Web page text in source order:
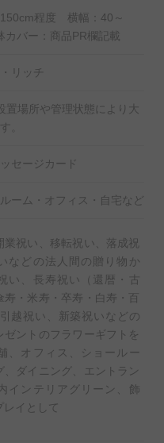
として人気の観葉植物
ゼント！
チェッカー「sustee」
様にお手間はお掛けい
レゼント！
肥料をお付けいたしま
程度 横幅：40～
バー：商品PR欄記載
リッチ
場所や管理状態により大
。
セージカード
ーム・オフィス・自宅など
業祝い、移転祝い、落成祝
などの法人間の贈り物か
い、長寿祝い（還暦・古
寿・米寿・卒寿・白寿・百
越祝い、新築祝いなどの
ゼントのフラワーギフトを
、オフィス、ショールー
、ダイニング、エントラン
インテリアグリーン、飾
レイとして